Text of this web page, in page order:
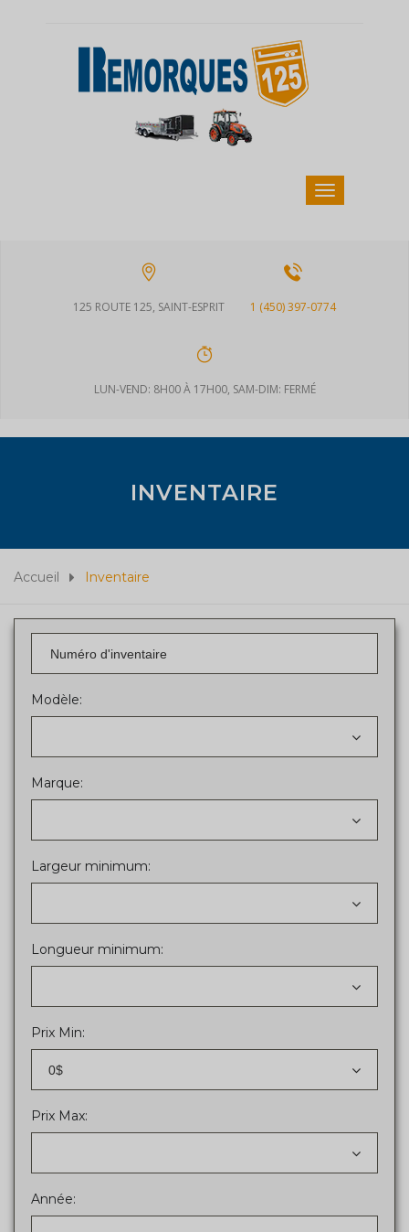
125 ROUTE 125, SAINT-ESPRIT 1 (450) 397-0774
LUN-VEND: 8H00 À 17H00, SAM-DIM: FERMÉ
INVENTAIRE
Accueil Inventaire
Modèle:
Marque:
Largeur minimum:
Longueur minimum:
Prix Min:
0$
Prix Max:
Année: